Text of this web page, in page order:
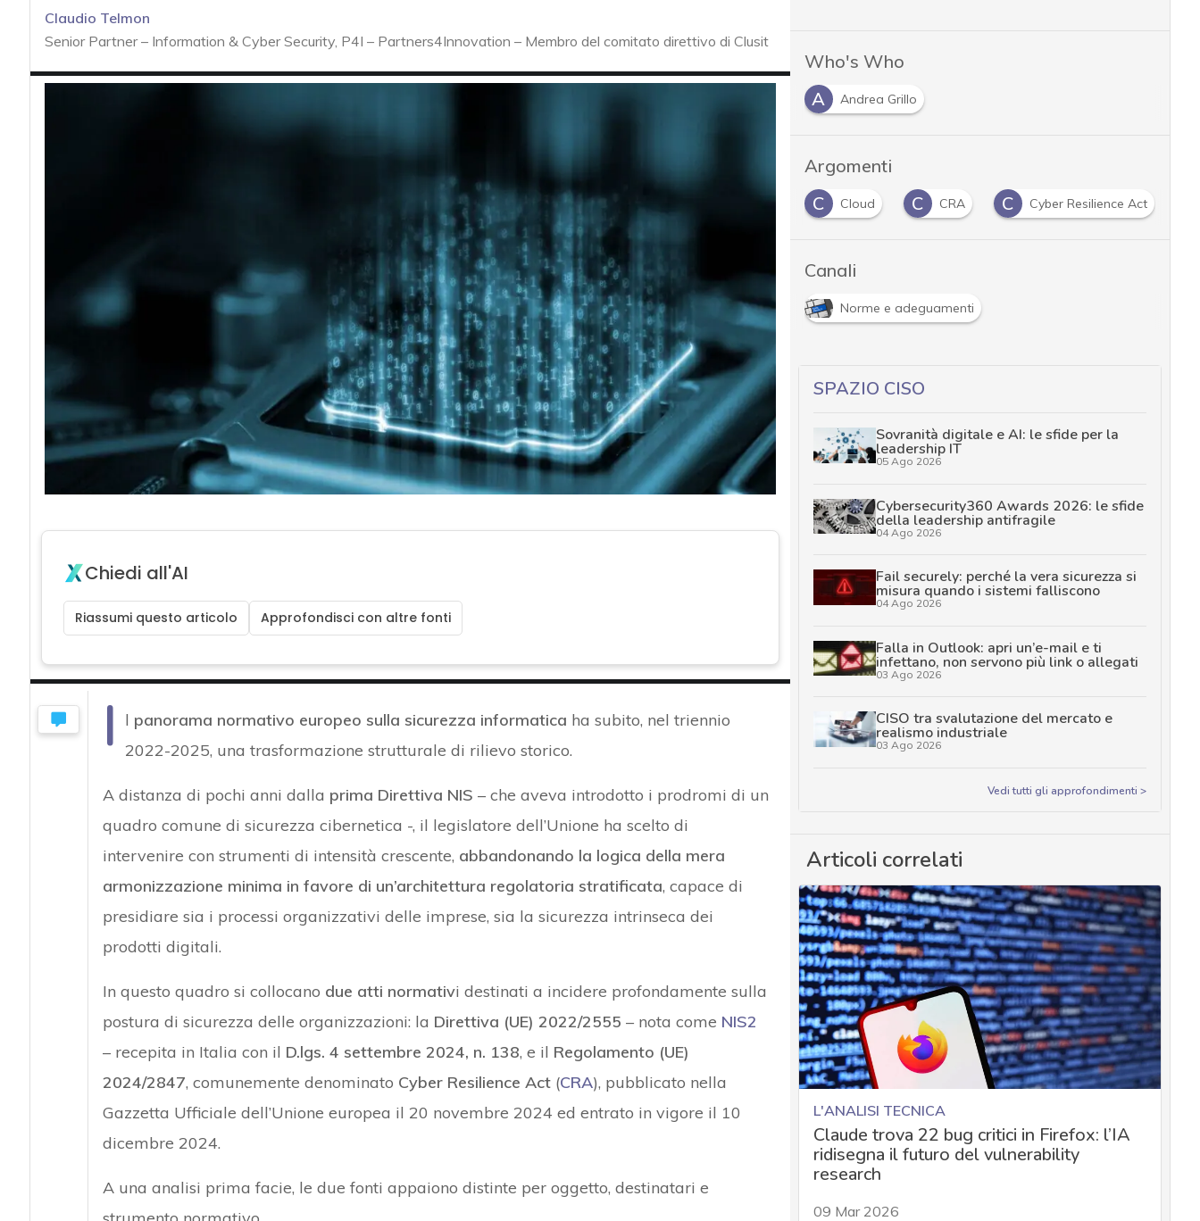
Claudio Telmon
Senior Partner – Information & Cyber Security, P4I – Partners4Innovation – Membro del comitato direttivo di Clusit
Chiedi all'AI
Riassumi questo articolo Approfondisci con altre fonti
I l panorama normativo europeo sulla sicurezza informatica ha subito, nel triennio
2022-2025, una trasformazione strutturale di rilievo storico.
A distanza di pochi anni dalla prima Direttiva NIS – che aveva introdotto i prodromi di un
quadro comune di sicurezza cibernetica -, il legislatore dell’Unione ha scelto di
intervenire con strumenti di intensità crescente, abbandonando la logica della mera
armonizzazione minima in favore di un’architettura regolatoria stratificata, capace di
presidiare sia i processi organizzativi delle imprese, sia la sicurezza intrinseca dei
prodotti digitali.
In questo quadro si collocano due atti normativi destinati a incidere profondamente sulla
postura di sicurezza delle organizzazioni: la Direttiva (UE) 2022/2555 – nota come NIS2
– recepita in Italia con il D.lgs. 4 settembre 2024, n. 138, e il Regolamento (UE)
2024/2847, comunemente denominato Cyber Resilience Act(CRA), pubblicato nella
Gazzetta Ufficiale dell’Unione europea il 20 novembre 2024 ed entrato in vigore il 10
dicembre 2024.
A una analisi prima facie, le due fonti appaiono distinte per oggetto, destinatari e
Who's Who
A
Andrea Grillo
Argomenti
CISO C Cloud C CRA C Cyber Resilience Act
Canali
Norme e adeguamenti
SPAZIO CISO
Sovranità digitale e AI: le sfide per la
leadership IT
05 Ago 2026
Cybersecurity360 Awards 2026: le sfide
della leadership antifragile
04 Ago 2026
Fail securely: perché la vera sicurezza si
misura quando i sistemi falliscono
04 Ago 2026
Falla in Outlook: apri un’e-mail e ti
infettano, non servono più link o allegati
03 Ago 2026
CISO tra svalutazione del mercato e
realismo industriale
03 Ago 2026
Vedi tutti gli approfondimenti >
Articoli correlati
L'ANALISI TECNICA
Claude trova 22 bug critici in Firefox: l’IA
ridisegna il futuro del vulnerability
research
09 Mar 2026